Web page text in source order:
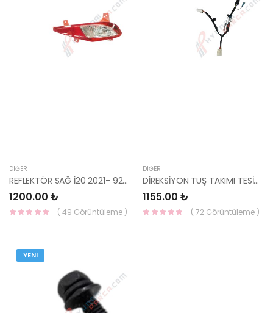
DIĞER
REFLEKTÖR SAĞ İ20 2021- 92406-Q0100-YS
1200.00 ₺
( 49 Görüntüleme )
DIĞER
DİREKSİYON TUŞ TAKIMI TESİSATI 56991-1C000-HMC
1155.00 ₺
( 72 Görüntüleme )
YENI